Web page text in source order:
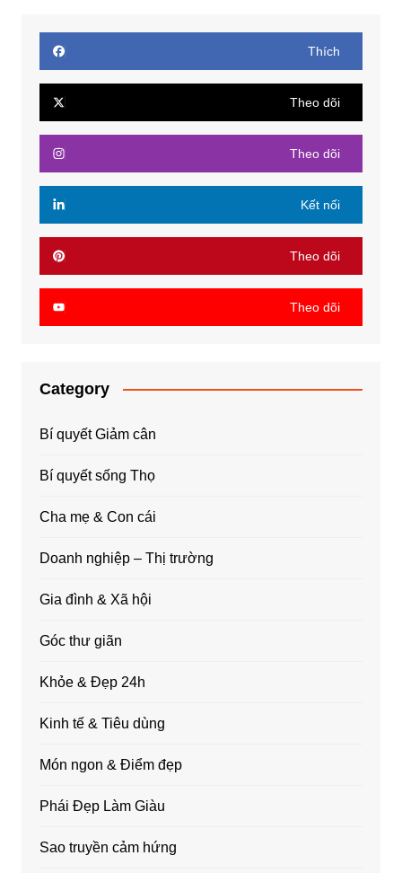
Thích
Theo dõi
Theo dõi
Kết nối
Theo dõi
Theo dõi
Category
Bí quyết Giảm cân
Bí quyết sống Thọ
Cha mẹ & Con cái
Doanh nghiệp – Thị trường
Gia đình & Xã hội
Góc thư giãn
Khỏe & Đẹp 24h
Kinh tế & Tiêu dùng
Món ngon & Điểm đẹp
Phái Đẹp Làm Giàu
Sao truyền cảm hứng